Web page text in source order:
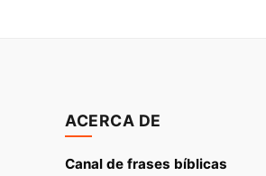
ACERCA DE
Canal de frases bíblicas